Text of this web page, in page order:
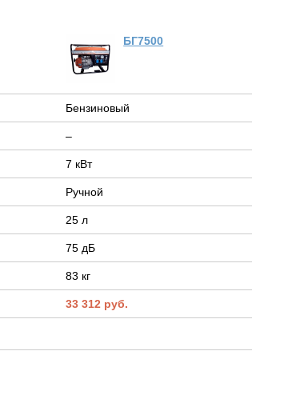
БГ7500
Бензиновый
–
7 кВт
Ручной
25 л
75 дБ
83 кг
33 312 руб.